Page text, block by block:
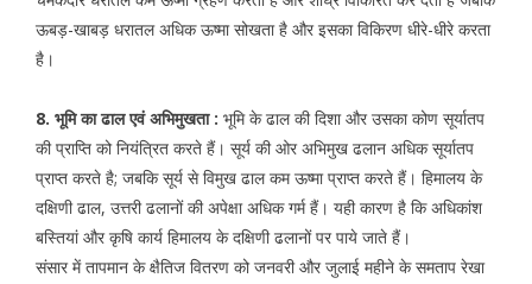
ऊबड़-खाबड़ धरातल अधिक ऊष्मा सोखता है और इसका विकिरण धीरे-धीरे करता
है।
8. भूमि का ढाल एवं अभिमुखता : भूमि के ढाल की दिशा और उसका कोण सूर्यातप
की प्राप्ति को नियंत्रित करते हैं। सूर्य की ओर अभिमुख ढलान अधिक सूर्यातप
प्राप्त करते है; जबकि सूर्य से विमुख ढाल कम ऊष्मा प्राप्त करते हैं। हिमालय के
दक्षिणी ढाल, उत्तरी ढलानों की अपेक्षा अधिक गर्म हैं। यही कारण है कि अधिकांश
बस्तियां और कृषि कार्य हिमालय के दक्षिणी ढलानों पर पाये जाते हैं।
संसार में तापमान के क्षैतिज वितरण को जनवरी और जुलाई महीने के समताप रेखा